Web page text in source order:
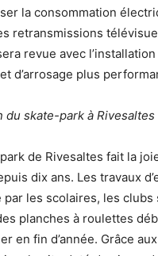
la consommation
retransmissions
revue avec l’installation
d’arrosage plus
du skate-park à Rivesaltes
de Rivesaltes fait la
dix ans. Les travaux
par les scolaires, les
planches à roulettes
en fin d’année. Grâce